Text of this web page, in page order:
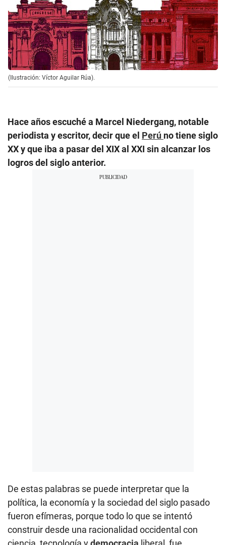
(Ilustración: Víctor Aguilar Rúa).
Hace años escuché a Marcel Niedergang, notable
periodista y escritor, decir que el Perú no tiene siglo
XX y que iba a pasar del XIX al XXI sin alcanzar los
logros del siglo anterior.
De estas palabras se puede interpretar que la
política, la economía y la sociedad del siglo pasado
fueron efímeras, porque todo lo que se intentó
construir desde una racionalidad occidental con